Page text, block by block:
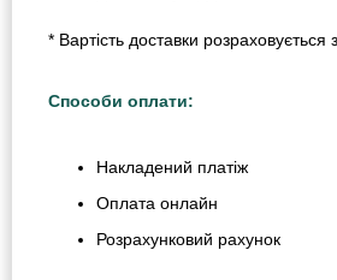
* Вартість доставки розраховується
Способи оплати:
Накладений платіж
Оплата онлайн
Розрахунковий рахунок